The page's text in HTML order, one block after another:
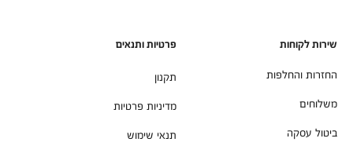
שירות לקוחות
החזרות והחלפות
משלוחים
ביטול עסקה
פרטיות ותנאים
תקנון
מדיניות פרטיות
תנאי שימוש